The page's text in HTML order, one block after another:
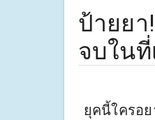
ป้ายย
จบในที่
ยุคนี้ใครอย